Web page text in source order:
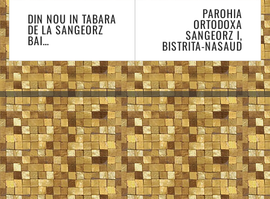
Navigare
în
articole
DIN NOU IN TABARA
DE LA SANGEORZ
BAI…
PAROHIA
ORTODOXA
SANGEORZ I,
BISTRITA-NASAUD